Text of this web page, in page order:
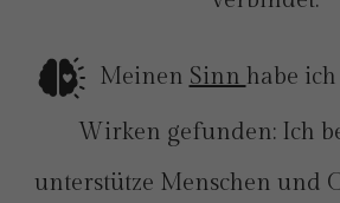
Meinen Sinn habe
Wirken gefunden: Ich
unterstütze Menschen und